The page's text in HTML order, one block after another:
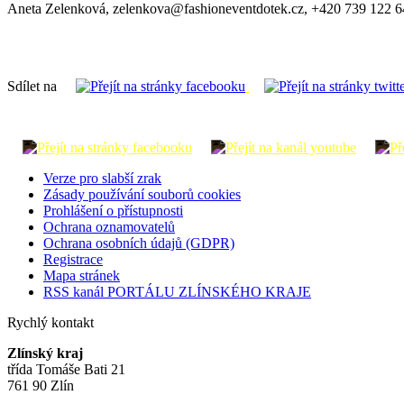
Aneta Zelenková, zelenkova@fashioneventdotek.cz, +420 739 122
Sdílet na
Verze pro slabší zrak
Zásady používání souborů cookies
Prohlášení o přístupnosti
Ochrana oznamovatelů
Ochrana osobních údajů (GDPR)
Registrace
Mapa stránek
RSS kanál PORTÁLU ZLÍNSKÉHO KRAJE
Rychlý kontakt
Zlínský kraj
třída Tomáše Bati 21
761 90 Zlín